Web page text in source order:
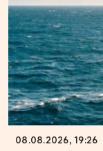
08.08.2026, 19:26